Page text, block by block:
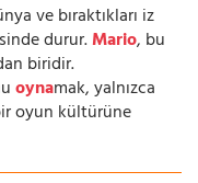
ve bıraktıkları iz
durur.Mario, bu
biridir.
oynamak, yalnızca
oyun kültürüne